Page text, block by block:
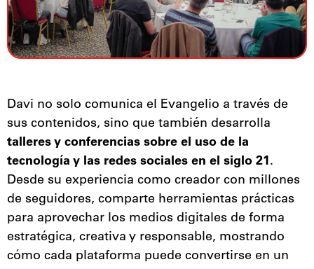
Davi no solo comunica el Evangelio a través de
sus contenidos, sino que también desarrolla
talleres y conferencias sobre el uso de la
tecnología y las redes sociales en el siglo 21.
Desde su experiencia como creador con millones
de seguidores, comparte herramientas prácticas
para aprovechar los medios digitales de forma
estratégica, creativa y responsable, mostrando
cómo cada plataforma puede convertirse en un